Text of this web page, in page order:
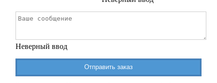
Неверный ввод
Отправить заказ